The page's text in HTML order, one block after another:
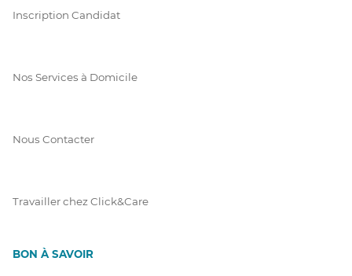
Inscription Candidat
Nos Services à Domicile
Nous Contacter
Travailler chez Click&Care
BON À SAVOIR